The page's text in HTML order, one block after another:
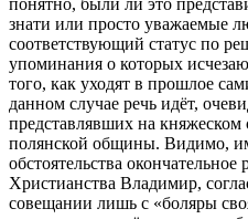
понятно, были ли это
знати или просто уважаемые
соответствующий статус по
упоминания о которых
того, как уходят в прошлое
данном случае речь идёт,
представлявших на княжеском
полянской общины. Видимо,
обстоятельства
Христианства Владимир,
совещании лишь с «боляры